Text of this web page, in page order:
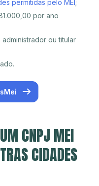
permitidas pelo MEI;
por ano
ou titular
CNPJ MEI
CIDADES